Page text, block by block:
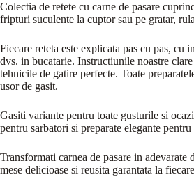
Colectia de retete cu carne de pasare
fripturi suculente la cuptor sau pe gratar,
Fiecare reteta este explicata pas cu pas, cu
dvs. in bucatarie. Instructiunile noastre
tehnicile de gatire perfecte. Toate
usor de gasit.
Gasiti variante pentru toate gusturile si
pentru sarbatori si preparate elegante
Transformati carnea de pasare in
mese delicioase si reusita garantata la